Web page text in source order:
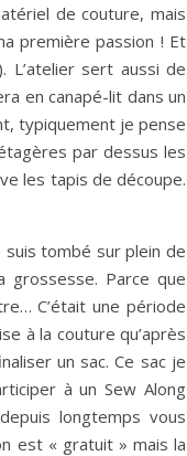
de couture, mais
première passion ! Et
L’atelier sert aussi de
en canapé-lit dans un
typiquement je pense
par dessus les
les tapis de découpe.
suis tombé sur plein de
grossesse. Parce que
C’était une période
à la couture qu’après
un sac. Ce sac je
à un Sew Along
longtemps vous
est « gratuit » mais la